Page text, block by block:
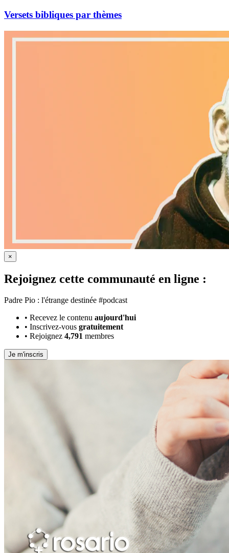
Versets bibliques par thèmes
×
Rejoignez cette communauté en ligne :
Padre Pio : l'étrange destinée #podcast
• Recevez le contenu aujourd'hui
• Inscrivez-vous gratuitement
• Rejoignez 4,791 membres
Je m'inscris